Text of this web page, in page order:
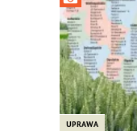
UPRAWA